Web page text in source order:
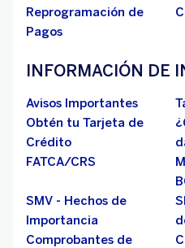
Reprogramación de
Pagos
INFORMACIÓN DE
Avisos Importantes
Obtén tu Tarjeta de
Crédito
FATCA/CRS
SMV - Hechos de
Importancia
Comprobantes de